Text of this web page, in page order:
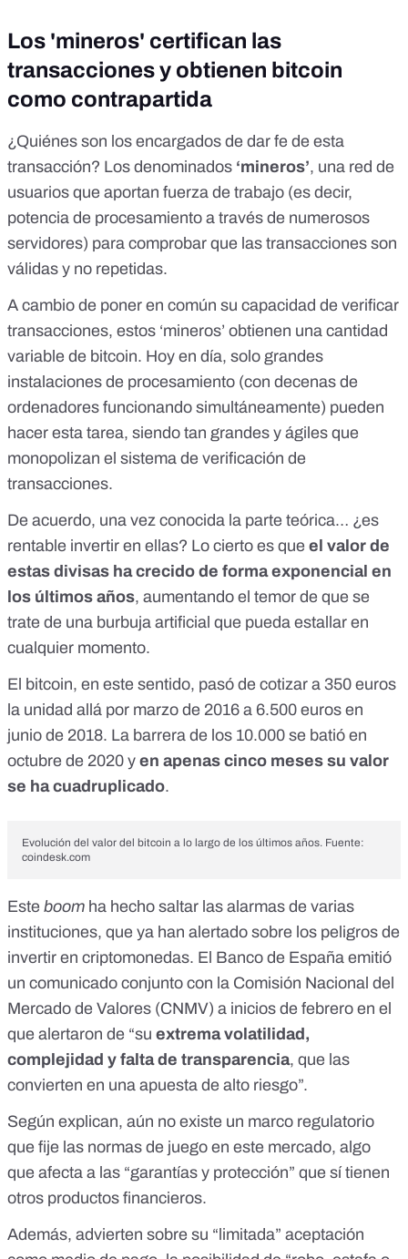
Los 'mineros' certifican las
transacciones y obtienen bitcoin
como contrapartida
¿Quiénes son los encargados de dar fe de esta
transacción? Los denominados ‘mineros’, una red de
usuarios que aportan fuerza de trabajo (es decir,
potencia de procesamiento a través de numerosos
servidores) para comprobar que las transacciones son
válidas y no repetidas.
A cambio de poner en común su capacidad de verificar
transacciones, estos ‘mineros’ obtienen una cantidad
variable de bitcoin. Hoy en día, solo grandes
instalaciones de procesamiento (con decenas de
ordenadores funcionando simultáneamente) pueden
hacer esta tarea, siendo tan grandes y ágiles que
monopolizan el sistema de verificación de
transacciones.
De acuerdo, una vez conocida la parte teórica… ¿es
rentable invertir en ellas? Lo cierto es que el valor de
estas divisas ha crecido de forma exponencial en
los últimos años, aumentando el temor de que se
trate de una burbuja artificial que pueda estallar en
cualquier momento.
El bitcoin, en este sentido, pasó de cotizar a 350 euros
la unidad allá por marzo de 2016 a 6.500 euros en
junio de 2018. La barrera de los 10.000 se batió en
octubre de 2020 y en apenas cinco meses su valor
se ha cuadruplicado.
Evolución del valor del bitcoin a lo largo de los últimos años. Fuente:
coindesk.com
Este boom ha hecho saltar las alarmas de varias
instituciones, que ya han alertado sobre los peligros de
invertir en criptomonedas. El Banco de España emitió
un comunicado conjunto con la Comisión Nacional del
Mercado de Valores (CNMV) a inicios de febrero en el
que alertaron de “su extrema volatilidad,
complejidad y falta de transparencia, que las
convierten en una apuesta de alto riesgo”.
Según explican, aún no existe un marco regulatorio
que fije las normas de juego en este mercado, algo
que afecta a las “garantías y protección” que sí tienen
otros productos financieros.
Además, advierten sobre su “limitada” aceptación